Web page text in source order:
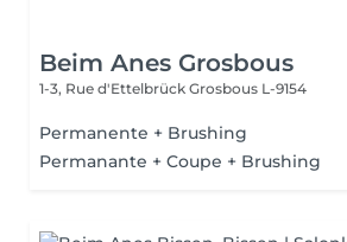
Beim Anes Grosbous
1-3, Rue d'Ettelbrück Grosbous L-9154
Permanente + Brushing
Permanante + Coupe + Brushing